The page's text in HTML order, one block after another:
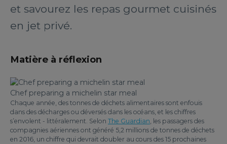
et savourez les repas gourmet cuisinés
en jet privé.
Matière à réflexion
Chef preparing a michelin star meal
Chaque année, des tonnes de déchets alimentaires sont enfouis
dans des décharges ou déversés dans les océans, et les chiffres
s’envolent - littéralement. Selon The Guardian, les passagers des
compagnies aériennes ont généré 5,2 millions de tonnes de déchets
en 2016, un chiffre qui devrait doubler au cours des 15 prochaines